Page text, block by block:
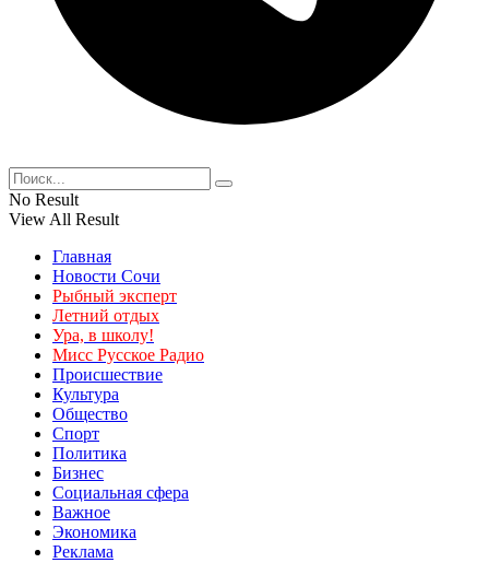
No Result
View All Result
Главная
Новости Сочи
Рыбный эксперт
Летний отдых
Ура, в школу!
Мисс Русское Радио
Происшествие
Культура
Общество
Спорт
Политика
Бизнес
Социальная сфера
Важное
Экономика
Реклама